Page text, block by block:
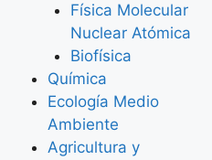
Física Molecular
Nuclear Atómica
Biofísica
Química
Ecología Medio
Ambiente
Agricultura y